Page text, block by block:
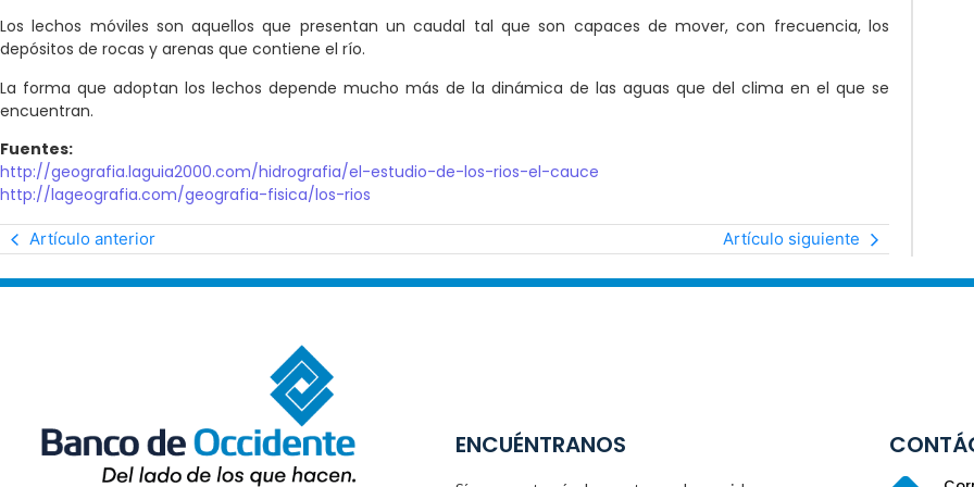
Los lechos móviles son aquellos que presentan un caudal tal que son capaces de mover, con frecuencia, los
depósitos de rocas y arenas que contiene el río.
La forma que adoptan los lechos depende mucho más de la dinámica de las aguas que del clima en el que se
encuentran.
Fuentes:
http://geografia.laguia2000.com/hidrografia/el-estudio-de-los-rios-el-cauce
http://lageografia.com/geografia-fisica/los-rios
Artículo anterior Artículo siguiente
ENCUÉNTRANOS